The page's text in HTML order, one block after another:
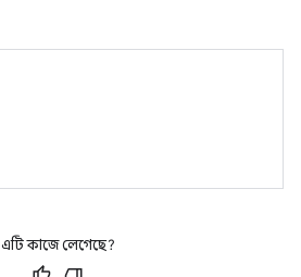
এটি কাজে লেগেছে?